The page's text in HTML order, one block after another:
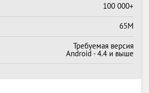
100 000+
65M
Требуемая версия
Android - 4.4 и выше